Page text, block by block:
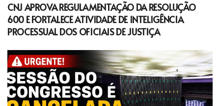
CNJ APROVA REGULAMENTAÇÃO DA RESOLUÇÃO
600 E FORTALECE ATIVIDADE DE INTELIGÊNCIA
PROCESSUAL DOS OFICIAIS DE JUSTIÇA